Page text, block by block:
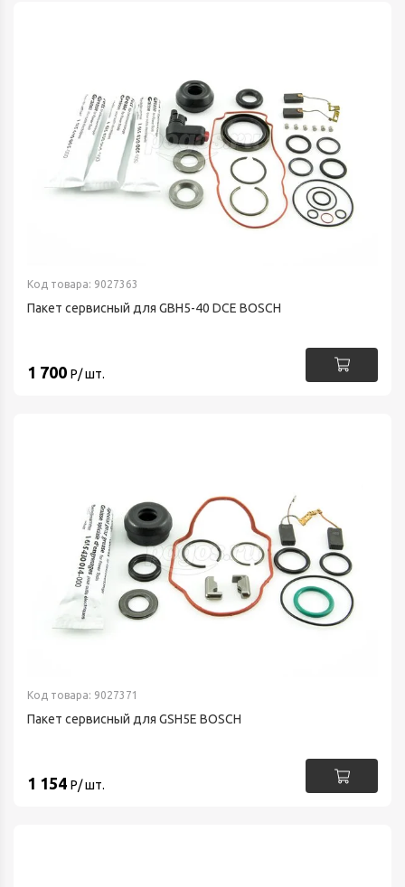
Код товара: 9027363
Пакет сервисный для GBH5-40 DCE BOSCH
1 700 Р/ шт.
Код товара: 9027371
Пакет сервисный для GSH5E BOSCH
1 154 Р/ шт.